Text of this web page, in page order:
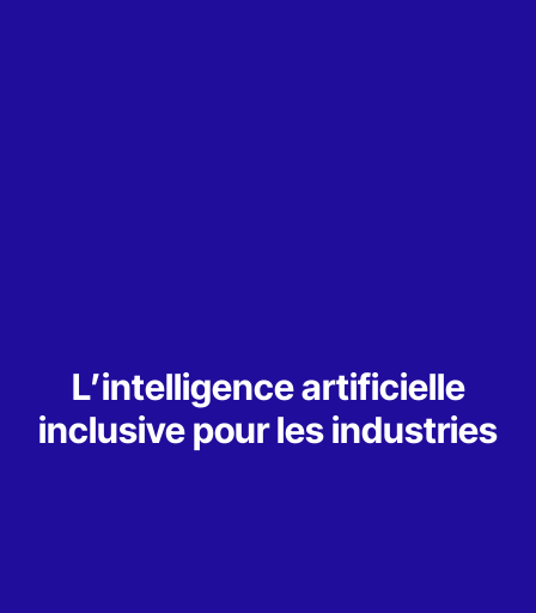
L’intelligence artificielle
inclusive pour les industries